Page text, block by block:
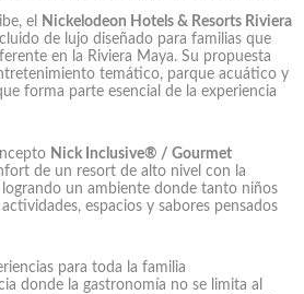
el
Nickelodeon Hotels & Resorts Riviera
de lujo diseñado para familias que
en la Riviera Maya. Su propuesta
temático, parque acuático y
forma parte esencial de la experiencia
Nick Inclusive® / Gourmet
de un resort de alto nivel con la
un ambiente donde tanto niños
espacios y sabores pensados
para toda la familia
donde la gastronomía no se limita al